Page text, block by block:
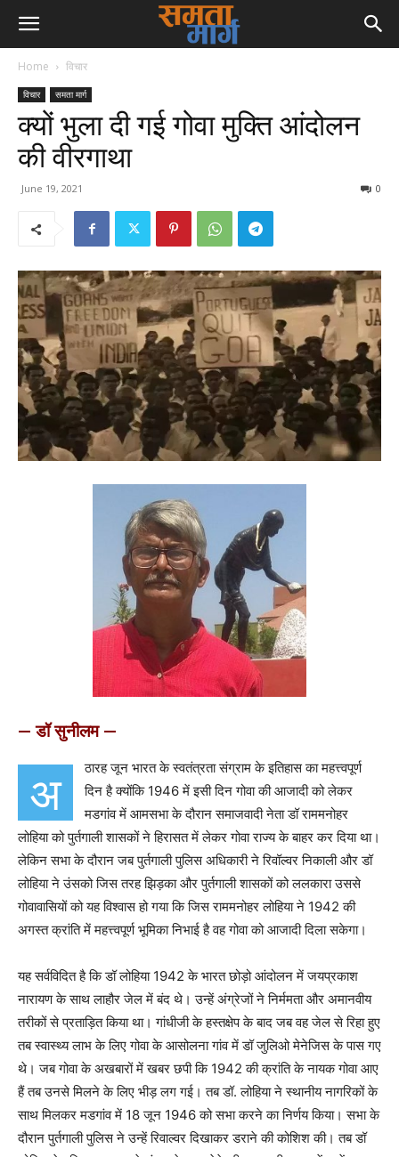
Home विचार
विचार समता मार्ग
क्यों भुला दी गई गोवा मुक्ति आंदोलन
की वीरगाथा
June 19, 2021 0
— डॉ सुनीलम —
अ
ठारह जून भारत के स्वतंत्रता संग्राम के इतिहास का महत्त्वपूर्ण
दिन है क्योंकि 1946 में इसी दिन गोवा की आजादी को लेकर
मडगांव में आमसभा के दौरान समाजवादी नेता डॉ राममनोहर
लोहिया को पुर्तगाली शासकों ने हिरासत में लेकर गोवा राज्य के बाहर कर दिया था।
लेकिन सभा के दौरान जब पुर्तगाली पुलिस अधिकारी ने रिवॉल्वर निकाली और डॉ
लोहिया ने उंसको जिस तरह झिड़का और पुर्तगाली शासकों को ललकारा उससे
गोवावासियों को यह विश्वास हो गया कि जिस राममनोहर लोहिया ने 1942 की
अगस्त क्रांति में महत्त्वपूर्ण भूमिका निभाई है वह गोवा को आजादी दिला सकेगा।
यह सर्वविदित है कि डॉ लोहिया 1942 के भारत छोड़ो आंदोलन में जयप्रकाश
नारायण के साथ लाहौर जेल में बंद थे। उन्हें अंग्रेजों ने निर्ममता और अमानवीय
तरीकों से प्रताड़ित किया था। गांधीजी के हस्तक्षेप के बाद जब वह जेल से रिहा हुए
तब स्वास्थ्य लाभ के लिए गोवा के आसोलना गांव में डॉ जुलिओ मेनेजिस के पास गए
थे। जब गोवा के अखबारों में खबर छपी कि 1942 की क्रांति के नायक गोवा आए
हैं तब उनसे मिलने के लिए भीड़ लग गई। तब डॉ. लोहिया ने स्थानीय नागरिकों के
साथ मिलकर मडगांव में 18 जून 1946 को सभा करने का निर्णय किया। सभा के
दौरान पुर्तगाली पुलिस ने उन्हें रिवाल्वर दिखाकर डराने की कोशिश की। तब डॉ